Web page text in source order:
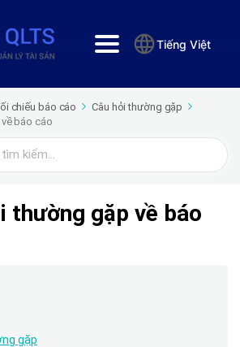
Tiếng Việt
chiếu báo cáo
Câu hỏi thường gặp
báo cáo
thường gặp về báo
gặp